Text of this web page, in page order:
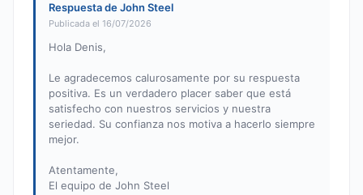
Respuesta de John Steel
Publicada el 16/07/2026
Hola Denis,
Le agradecemos calurosamente por su respuesta
positiva. Es un verdadero placer saber que está
satisfecho con nuestros servicios y nuestra
seriedad. Su confianza nos motiva a hacerlo siempre
mejor.
Atentamente,
El equipo de John Steel